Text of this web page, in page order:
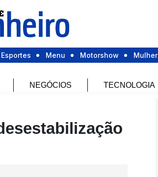
Esportes Menu Motorshow Mulher
NEGÓCIOS TECNOLOGIA